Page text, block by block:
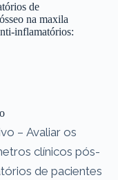
de
na maxila
inflamatórios:
– Avaliar os
clínicos pós-
de pacientes